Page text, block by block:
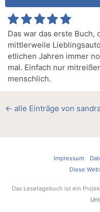
Das war das erste Buch,
mittlerweile
etlichen Jahren immer
mal. Einfach nur
menschlich.
← alle Einträge von
Impressum
Diese
Das Lesetagebuch ist ein